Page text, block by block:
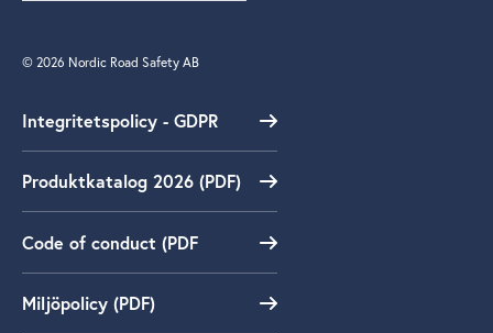
© 2026 Nordic Road Safety AB
Integritetspolicy - GDPR
Produktkatalog 2026 (PDF)
Code of conduct (PDF
Miljöpolicy (PDF)